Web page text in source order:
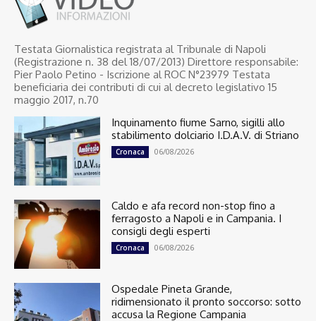
Testata Giornalistica registrata al Tribunale di Napoli
(Registrazione n. 38 del 18/07/2013) Direttore responsabile:
Pier Paolo Petino - Iscrizione al ROC N°23979 Testata
beneficiaria dei contributi di cui al decreto legislativo 15
maggio 2017, n.70
Inquinamento fiume Sarno, sigilli allo
stabilimento dolciario I.D.A.V. di Striano
Cronaca 06/08/2026
Caldo e afa record non-stop fino a
ferragosto a Napoli e in Campania. I
consigli degli esperti
Cronaca 06/08/2026
Ospedale Pineta Grande,
ridimensionato il pronto soccorso: sotto
accusa la Regione Campania